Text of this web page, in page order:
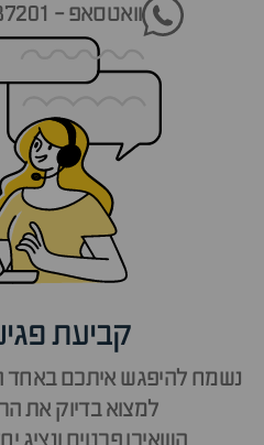
וואטסאפ - 054-3887201
קביעת
נשמח להיפגש איתכם באחד
למצוא בדיוק את